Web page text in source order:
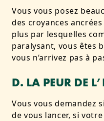
Vous vous posez
des croyances
plus par lesquelles
paralysant, vous êtes
vous n’arrivez pas à
D. LA PEUR DE
Vous vous demandez
de vous lancer, si